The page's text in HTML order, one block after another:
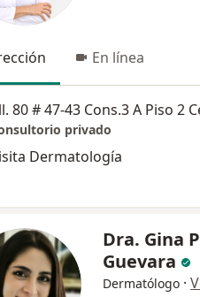
En línea
privado
Dermatología
Dra. Gina
Guevara
Dermatólogo ·